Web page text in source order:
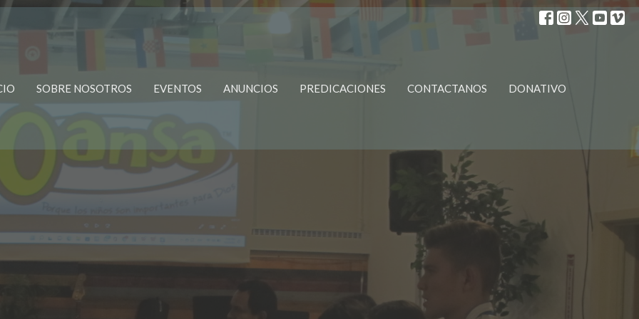
SOBRE NOSOTROS EVENTOS ANUNCIOS PREDICACIONES CONTACTANOS DONATIVO